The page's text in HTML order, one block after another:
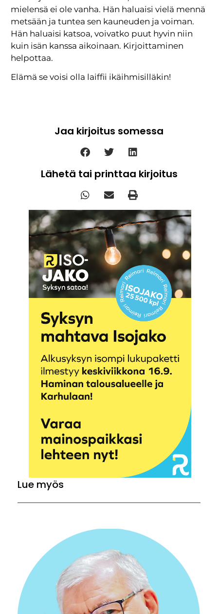
mielensä ei ole vanha. Hän haluaisi vielä mennä
metsään ja tuntea sen kauneuden ja voiman.
Hän haluaisi katsoa, voivatko puut hyvin niin
kuin isän kanssa aikoinaan. Kirjoittaminen
helpottaa.
Elämä se voisi olla laiffii ikäihmisilläkin!
Jaa kirjoitus somessa
Lähetä tai printtaa kirjoitus
Lue myös